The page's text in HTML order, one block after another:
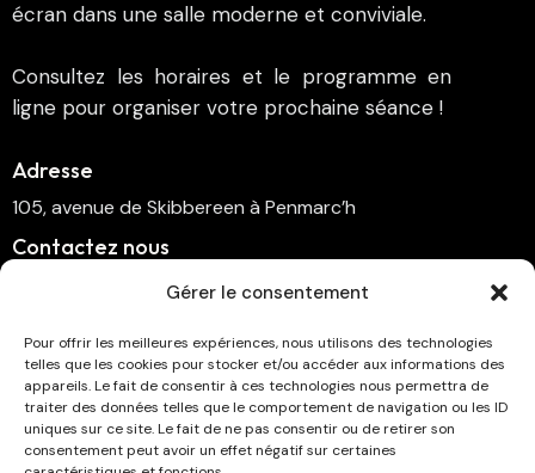
Gérer le consentement
Pour offrir les meilleures expériences, nous utilisons des technologies
telles que les cookies pour stocker et/ou accéder aux informations des
appareils. Le fait de consentir à ces technologies nous permettra de
traiter des données telles que le comportement de navigation ou les ID
uniques sur ce site. Le fait de ne pas consentir ou de retirer son
consentement peut avoir un effet négatif sur certaines
écran dans une salle moderne et conviviale.
Consultez les horaires et le programme en
ligne pour organiser votre prochaine séance !
Adresse
105, avenue de Skibbereen à Penmarc’h
Contactez nous
cinema.penmarch@orange.fr
Suivez-nous